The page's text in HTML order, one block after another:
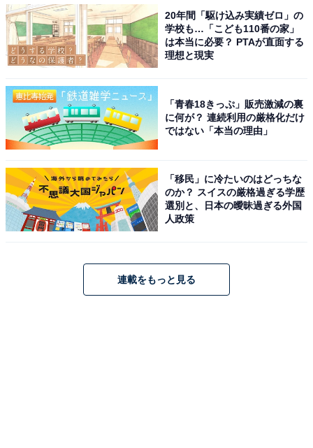
20年間「駆け込み実績ゼロ」の
学校も…「こども110番の家」
は本当に必要？ PTAが直面する
理想と現実
「青春18きっぷ」販売激減の裏
に何が？ 連続利用の厳格化だけ
ではない「本当の理由」
「移民」に冷たいのはどっちな
のか？ スイスの厳格過ぎる学歴
選別と、日本の曖昧過ぎる外国
人政策
連載をもっと見る